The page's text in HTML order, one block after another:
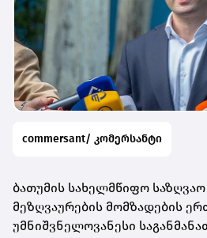
commersant/ კომერსანტი
ბათუმის სახელმწიფო
მეზღვაურების მომზადების
უმნიშვნელოვანესი